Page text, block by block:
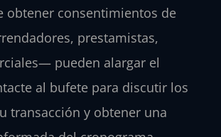
obtener consentimientos de
prestamistas,
pueden alargar el
al bufete para discutir los
transacción y obtener una